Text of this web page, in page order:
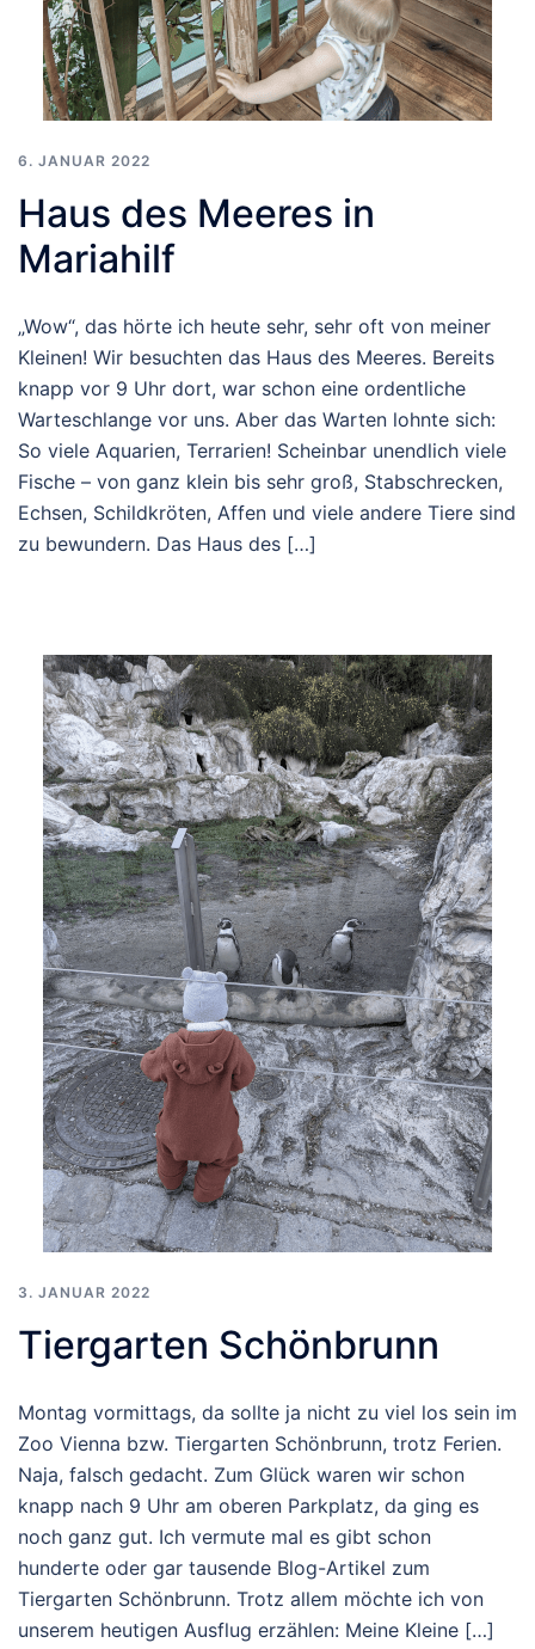
6. JANUAR 2022
Haus des Meeres in
Mariahilf
„Wow“, das hörte ich heute sehr, sehr oft von meiner
Kleinen! Wir besuchten das Haus des Meeres. Bereits
knapp vor 9 Uhr dort, war schon eine ordentliche
Warteschlange vor uns. Aber das Warten lohnte sich:
So viele Aquarien, Terrarien! Scheinbar unendlich viele
Fische – von ganz klein bis sehr groß, Stabschrecken,
Echsen, Schildkröten, Affen und viele andere Tiere sind
zu bewundern. Das Haus des […]
3. JANUAR 2022
Tiergarten Schönbrunn
Montag vormittags, da sollte ja nicht zu viel los sein im
Zoo Vienna bzw. Tiergarten Schönbrunn, trotz Ferien.
Naja, falsch gedacht. Zum Glück waren wir schon
knapp nach 9 Uhr am oberen Parkplatz, da ging es
noch ganz gut. Ich vermute mal es gibt schon
hunderte oder gar tausende Blog-Artikel zum
Tiergarten Schönbrunn. Trotz allem möchte ich von
unserem heutigen Ausflug erzählen: Meine Kleine […]